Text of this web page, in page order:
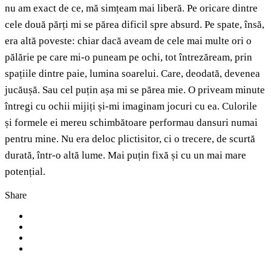
nu am exact de ce, mă simțeam mai liberă. Pe oricare dintre
cele două părți mi se părea dificil spre absurd. Pe spate, însă,
era altă poveste: chiar dacă aveam de cele mai multe ori o
pălărie pe care mi-o puneam pe ochi, tot întrezăream, prin
spațiile dintre paie, lumina soarelui. Care, deodată, devenea
jucăușă. Sau cel puțin așa mi se părea mie. O priveam minute
întregi cu ochii mijiți și-mi imaginam jocuri cu ea. Culorile
și formele ei mereu schimbătoare performau dansuri numai
pentru mine. Nu era deloc plictisitor, ci o trecere, de scurtă
durată, într-o altă lume. Mai puțin fixă și cu un mai mare
potențial.
Share